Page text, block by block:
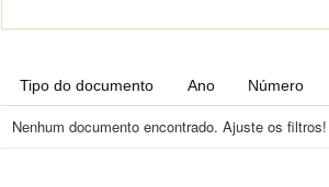
Tipo do documento Ano Número
Nenhum documento encontrado. Ajuste os filtros!